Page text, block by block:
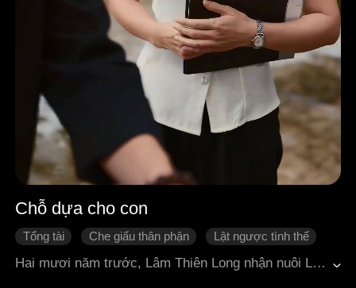
Chỗ dựa cho con
Tổng tài Che giấu thân phận
Lật ngược tình thế
Tình cảm gia đình
Hai mươi năm trước, Lâm Thiên Long nhận nuôi Lâm Tinh Miên, yêu thương cô như con ruột. Sau này, khi Lâm Tinh Miên nhận lại cha mẹ ruột là nhà họ Hứa, cô lại phải chịu đủ mọi sự ngược đãi từ gia đình này cùng con nuôi Hứa Tri Hạ và Hứa Nhất Hàn: bị vu oan, phải sống trong tầng hầm, thậm chí còn phải thay Hứa Tri Hạ gánh tội vào tù. Khi Lâm Thiên Long chữa bệnh ở nước ngoài trở về, biết được toàn bộ sự thật, ông lập tức lộ thân phận thật. Một mặt, ông đưa Lâm Tinh Miên lên làm người thừa kế Tập đoàn Lâm thị; mặt khác, ông phát động cuộc bao vây toàn diện nhắm vào nhà họ Hứa, từng bước phơi bày những lời dối trá của họ. Cuối cùng, Hứa Tri Hạ bị bỏ tù, nhà họ Hứa phá sản, phải đi ăn xin rồi bị bắt, còn Đỗ Nhược Phong thì thân bại danh liệt.